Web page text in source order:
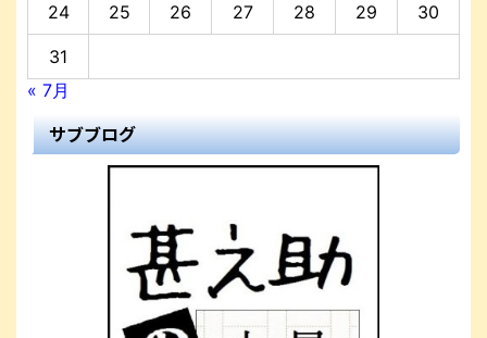
24 25 26 27 28 29 30
31
« 7月
サブブログ